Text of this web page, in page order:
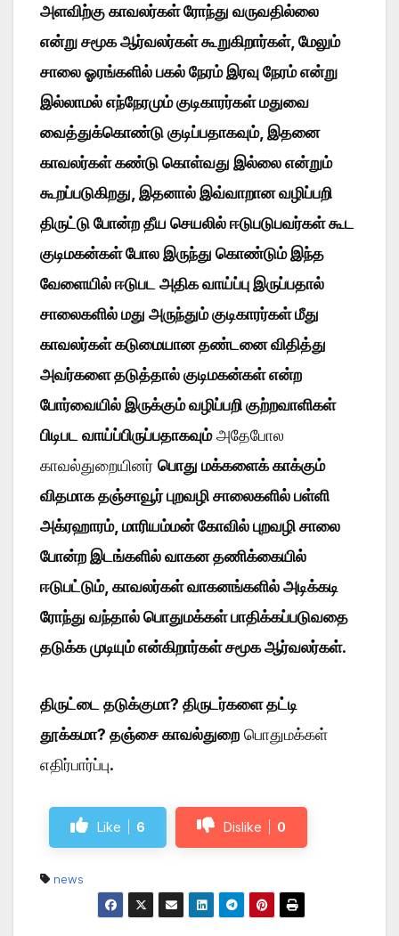
அளவிற்கு காவலர்கள் ரோந்து வருவதில்லை
என்று சமூக ஆர்வலர்கள் கூறுகிறார்கள், மேலும்
சாலை ஓரங்களில் பகல் நேரம் இரவு நேரம் என்று
இல்லாமல் எந்நேரமும் குடிகாரர்கள் மதுவை
வைத்துக்கொண்டு குடிப்பதாகவும், இதனை
காவலர்கள் கண்டு கொள்வது இல்லை என்றும்
கூறப்படுகிறது, இதனால் இவ்வாறான வழிப்பறி
திருட்டு போன்ற தீய செயலில் ஈடுபடுபவர்கள் கூட
குடிமகன்கள் போல இருந்து கொண்டும் இந்த
வேளையில் ஈடுபட அதிக வாய்ப்பு இருப்பதால்
சாலைகளில் மது அருந்தும் குடிகாரர்கள் மீது
காவலர்கள் கடுமையான தண்டனை விதித்து
அவர்களை தடுத்தால் குடிமகன்கள் என்ற
போர்வையில் இருக்கும் வழிப்பறி குற்றவாளிகள்
பிடிபட வாய்ப்பிருப்பதாகவும்அதேபோல
காவல்துறையினர் பொது மக்களைக் காக்கும்
விதமாக தஞ்சாவூர் புறவழி சாலைகளில் பள்ளி
அக்ரஹாரம், மாரியம்மன் கோவில் புறவழி சாலை
போன்ற இடங்களில் வாகன தணிக்கையில்
ஈடுபட்டும், காவலர்கள் வாகனங்களில் அடிக்கடி
ரோந்து வந்தால் பொதுமக்கள் பாதிக்கப்படுவதை
தடுக்க முடியும் என்கிறார்கள் சமூக ஆர்வலர்கள்.
திருட்டை தடுக்குமா? திருடர்களை தட்டி
தூக்கமா? தஞ்சை காவல்துறை பொதுமக்கள்
எதிர்பார்ப்பு.
Like 6 Dislike 0
news